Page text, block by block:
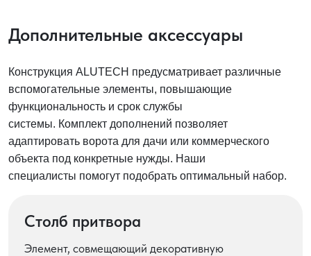
Дополнительные аксессуары
Конструкция ALUTECH предусматривает различные
вспомогательные элементы, повышающие
функциональность и срок службы
системы. Комплект дополнений позволяет
адаптировать ворота для дачи или коммерческого
объекта под конкретные нужды. Наши
специалисты помогут подобрать оптимальный набор.
Столб притвора
Элемент, совмещающий декоративную